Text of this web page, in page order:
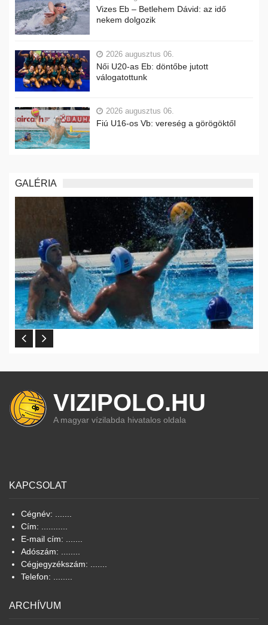
Vizes Eb – Betlehem Dávid: az idő
nekem dolgozik
2026 augusztus 06.
Női U20-as Eb: döntőbe jutott
válogatottunk
2026 augusztus 06.
Fiú U16-os Vb: vereség a görögöktől
GALÉRIA
VIZIPOLO.HU
A magyar vízilabda hivatalos oldala
KAPCSOLAT
Cégnév: .......
Cím: ...........
E-mail cím: .......
Adószám: ........
Cégjegyzékszám: .......
Telefon: ........
ARCHÍVUM